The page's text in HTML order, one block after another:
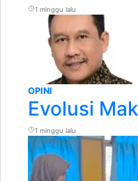
1 minggu lalu
OPINI
Evolusi
1 minggu lalu